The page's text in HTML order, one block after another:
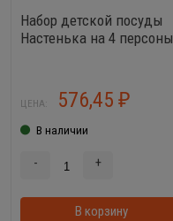
Набор детской посуды
Настенька на 4 персоны
ЦЕНА: 576,45 ₽
В наличии
- +
В корзину